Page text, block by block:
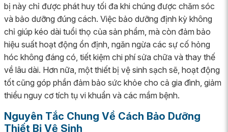
bị này chỉ được phát huy tối đa khi chúng được chăm sóc
và bảo dưỡng đúng cách. Việc bảo dưỡng định kỳ không
chỉ giúp kéo dài tuổi thọ của sản phẩm, mà còn đảm bảo
hiệu suất hoạt động ổn định, ngăn ngừa các sự cố hỏng
hóc không đáng có, tiết kiệm chi phí sửa chữa và thay thế
về lâu dài. Hơn nữa, một thiết bị vệ sinh sạch sẽ, hoạt động
tốt cũng góp phần đảm bảo sức khỏe cho cả gia đình, giảm
thiểu nguy cơ tích tụ vi khuẩn và các mầm bệnh.
Nguyên Tắc Chung Về Cách Bảo Dưỡng
Thiết Bị Vệ Sinh